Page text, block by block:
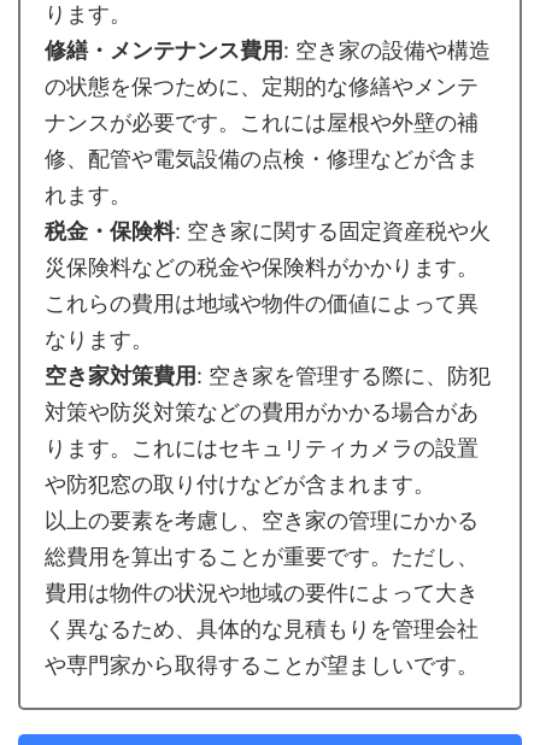
ります。
修繕・メンテナンス費用: 空き家の設備や構造
の状態を保つために、定期的な修繕やメンテ
ナンスが必要です。これには屋根や外壁の補
修、配管や電気設備の点検・修理などが含ま
れます。
税金・保険料: 空き家に関する固定資産税や火
災保険料などの税金や保険料がかかります。
これらの費用は地域や物件の価値によって異
なります。
空き家対策費用: 空き家を管理する際に、防犯
対策や防災対策などの費用がかかる場合があ
ります。これにはセキュリティカメラの設置
や防犯窓の取り付けなどが含まれます。
以上の要素を考慮し、空き家の管理にかかる
総費用を算出することが重要です。ただし、
費用は物件の状況や地域の要件によって大き
く異なるため、具体的な見積もりを管理会社
や専門家から取得することが望ましいです。